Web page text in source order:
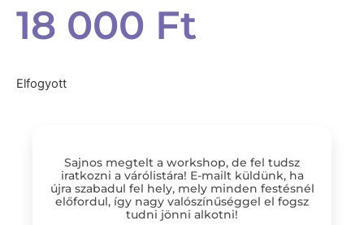
18 000 Ft
Elfogyott
Sajnos megtelt a workshop, de fel tudsz
iratkozni a várólistára! E-mailt küldünk, ha
újra szabadul fel hely, mely minden festésnél
előfordul, így nagy valószínűséggel el fogsz
tudni jönni alkotni!